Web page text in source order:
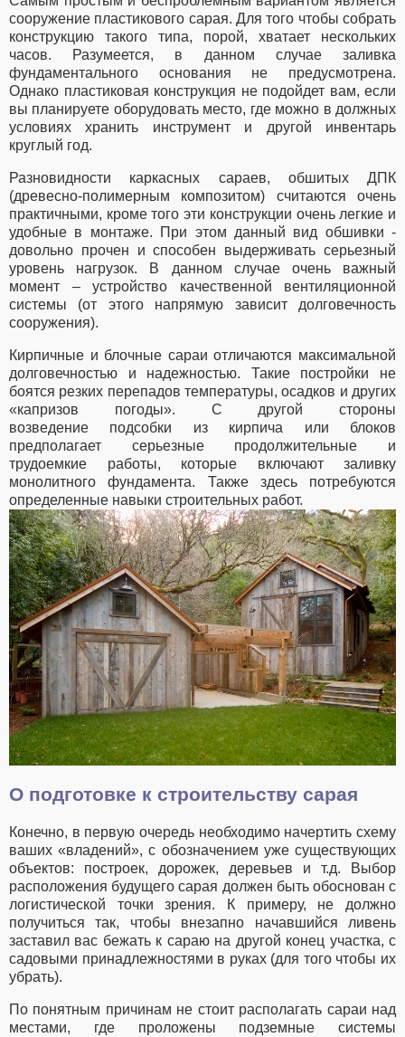
сооружение пластикового сарая. Для того чтобы собрать
конструкцию такого типа, порой, хватает нескольких
часов. Разумеется, в данном случае заливка
фундаментального основания не предусмотрена.
Однако пластиковая конструкция не подойдет вам, если
вы планируете оборудовать место, где можно в должных
условиях хранить инструмент и другой инвентарь
круглый год.
Разновидности каркасных сараев, обшитых ДПК
(древесно-полимерным композитом) считаются очень
практичными, кроме того эти конструкции очень легкие и
удобные в монтаже. При этом данный вид обшивки -
довольно прочен и способен выдерживать серьезный
уровень нагрузок. В данном случае очень важный
момент – устройство качественной вентиляционной
системы (от этого напрямую зависит долговечность
сооружения).
Кирпичные и блочные сараи отличаются максимальной
долговечностью и надежностью. Такие постройки не
боятся резких перепадов температуры, осадков и других
«капризов погоды». С другой стороны
возведение подсобки из кирпича или блоков
предполагает серьезные продолжительные и
трудоемкие работы, которые включают заливку
монолитного фундамента. Также здесь потребуются
определенные навыки строительных работ.
О подготовке к строительству сарая
Конечно, в первую очередь необходимо начертить схему
ваших «владений», с обозначением уже существующих
объектов: построек, дорожек, деревьев и т.д. Выбор
расположения будущего сарая должен быть обоснован с
логистической точки зрения. К примеру, не должно
получиться так, чтобы внезапно начавшийся ливень
заставил вас бежать к сараю на другой конец участка, с
садовыми принадлежностями в руках (для того чтобы их
убрать).
По понятным причинам не стоит располагать сараи над
местами, где проложены подземные системы